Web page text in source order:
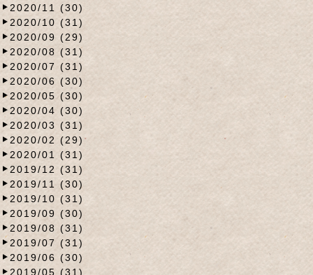
2020/11 (30)
2020/10 (31)
2020/09 (29)
2020/08 (31)
2020/07 (31)
2020/06 (30)
2020/05 (30)
2020/04 (30)
2020/03 (31)
2020/02 (29)
2020/01 (31)
2019/12 (31)
2019/11 (30)
2019/10 (31)
2019/09 (30)
2019/08 (31)
2019/07 (31)
2019/06 (30)
2019/05 (31)